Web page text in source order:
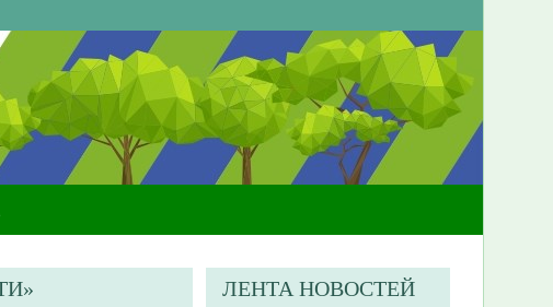
ЛЕНТА НОВОСТЕЙ